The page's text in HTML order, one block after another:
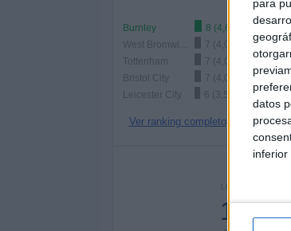
para
datos
inferior
Burnley
8 (4,68%)
7 (4,09%)
Tottenham
7 (4,09%)
Bristol City
7 (4,09%)
Leicester City
6 (3,51%)
Ver ranking completo
LUNES
13